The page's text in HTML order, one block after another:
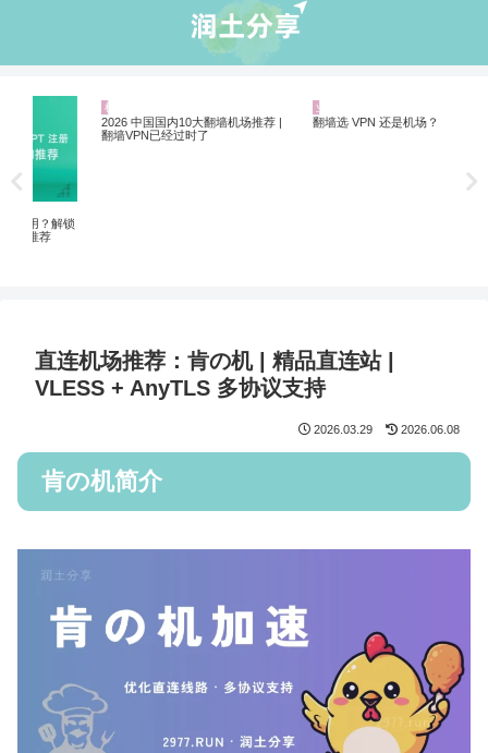
2026 中国国内10大翻墙机场推荐 |
翻墙VPN已经过时了
直连机场推荐：肯の机 | 精品直连站 |
VLESS + AnyTLS 多协议支持
2026.03.29 2026.06.08
肯の机简介